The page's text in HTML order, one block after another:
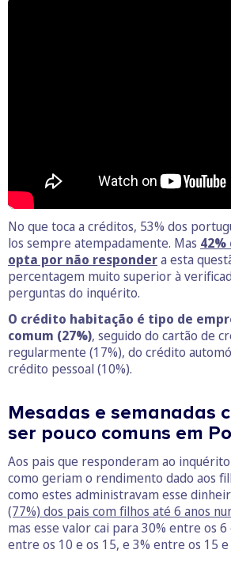
No que toca a créditos, 53% dos
los sempre atempadamente. Mas
opta por não respondera esta
percentagem muito superior à
perguntas do inquérito.
O crédito habitação é tipo de
comum (27%), seguido do cartão de
regularmente (17%), do crédito
crédito pessoal (10%).
Mesadas e semanadas
ser pouco comuns em
Aos pais que responderam ao
como geriam o rendimento dado aos
como estes administravam esse
(77%) dos pais com filhos até 6 anos
mas esse valor cai para 30% entre os 6
entre os 10 e os 15, e 3% entre os 15 e